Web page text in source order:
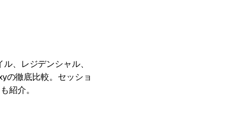
、レジデンシャル、
の徹底比較。セッショ
紹介。